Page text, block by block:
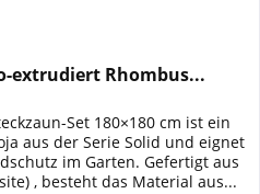
extrudiert Rhombus...
Set 180×180 cm ist ein
aus der Serie Solid und eignet
im Garten. Gefertigt aus
, besteht das Material aus...